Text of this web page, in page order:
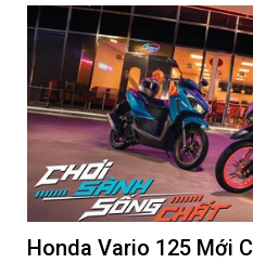
Honda Vario 125 Mới